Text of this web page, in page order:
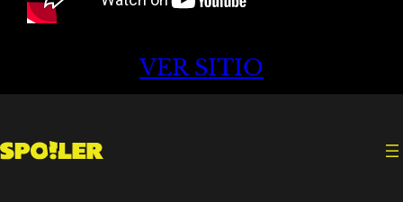
VER SITIO